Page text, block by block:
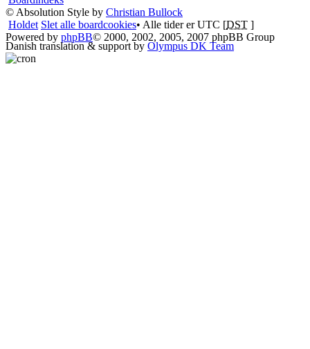
© Absolution Style by Christian Bullock
Holdet Slet alle boardcookies• Alle tider er UTC [DST ]
Powered by phpBB© 2000, 2002, 2005, 2007 phpBB Group
Danish translation & support by Olympus DK Team